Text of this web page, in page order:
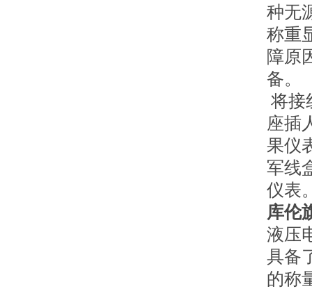
种无
称重
障原
备。
将接
座插
果仪
军线
仪表
库伦
液压
具备
的称